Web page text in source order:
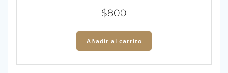
$800
Añadir al carrito